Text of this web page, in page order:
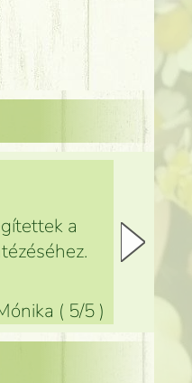
a
( 5/5 )